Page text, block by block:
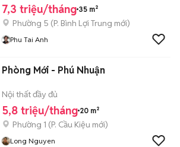
7,3 triệu/tháng 35 m²
Phường 5 (P. Bình Lợi Trung mới)
Phu Tai Anh
Phòng Mới - Phú Nhuận
Nội thất đầy đủ
5,8 triệu/tháng 20 m²
Phường 1 (P. Cầu Kiệu mới)
Long Nguyen